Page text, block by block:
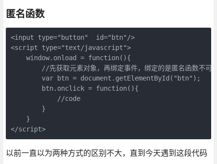
匿名函数
<input type="button"  id="btn"/>
<script type="text/javascript">
    window.onload = function(){
//先获取元素对象，再绑定事件，绑定的是匿名函数不可
        var btn = document.getElementById("btn");
        btn.onclick = function(){
            //code
        }
    }
</script>
以前一直以为两种方式的区别不大，直到今天遇到这段代码